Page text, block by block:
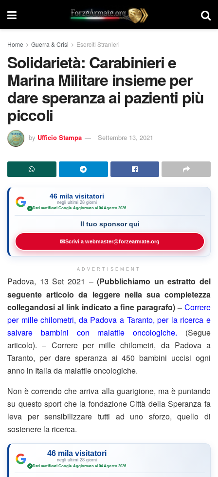
Home Guerra & Crisi Eserciti Stranieri
Solidarietà: Carabinieri e
Marina Militare insieme per
dare speranza ai pazienti più
piccoli
by Ufficio Stampa Settembre 13, 2021
46 mila visitatori
negli ultimi 28 giorni
✓ Dati certificati Google·Aggiornato al 04 Agosto 2026
Il tuo sponsor qui
✉Scrivi a webmaster@forzearmate.org
ADVERTISEMENT
Padova, 13 Set 2021 –(Pubblichiamo un estratto del
seguente articolo da leggere nella sua completezza
collegandosi al link indicato a fine paragrafo) – Correre
per mille chilometri, da Padova a Taranto, per la ricerca e
salvare bambini con malattie oncologiche. (Segue
articolo). – Correre per mille chilometri, da Padova a
Taranto, per dare speranza ai 450 bambini uccisi ogni
anno in Italia da malattie oncologiche.
Non è correndo che arriva alla guarigione, ma è puntando
su questo sport che la fondazione Città della Speranza fa
leva per sensibilizzare tutti ad uno sforzo, quello di
sostenere la ricerca.
46 mila visitatori
negli ultimi 28 giorni
✓ Dati certificati Google·Aggiornato al 04 Agosto 2026